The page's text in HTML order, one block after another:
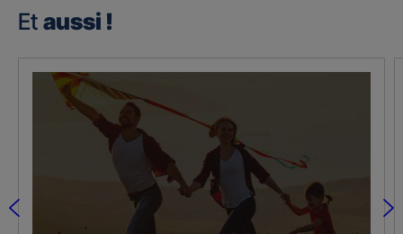
Et aussi !